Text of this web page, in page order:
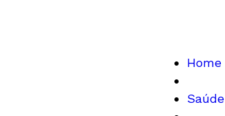
Home
Saúde